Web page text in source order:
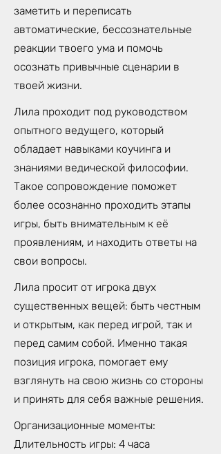
заметить и переписать
автоматические, бессознательные
реакции твоего ума и помочь
осознать привычные сценарии в
твоей жизни.
Лила проходит под руководством
опытного ведущего, который
обладает навыками коучинга и
знаниями ведической философии.
Такое сопровождение поможет
более осознанно проходить этапы
игры, быть внимательным к её
проявлениям, и находить ответы на
свои вопросы.
Лила просит от игрока двух
существенных вещей: быть честным
и открытым, как перед игрой, так и
перед самим собой. Именно такая
позиция игрока, помогает ему
взглянуть на свою жизнь со стороны
и принять для себя важные решения.
Организационные моменты:
Длительность игры: 4 часа